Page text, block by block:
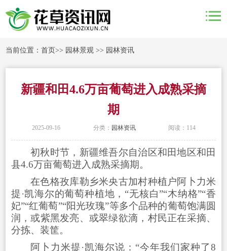
当前位置：首页>> 园林景观 >> 园林资讯
新疆和田4.6万亩葡萄进入成熟采摘
期
2025-09-16 分类： 园林资讯 阅读：114
初秋时节，新疆维吾尔自治区和田地区和田
县4.6万亩葡萄进入成熟采摘期。
在色格孜库勒乡米央古加村种植户阿卜力米
提·凯海尔的葡萄种植地，“无核白”“木纳格”“香
妃”“红葡萄”“阳光玫瑰”等多个品种的葡萄饱满圆
润，或紫黑发亮、或翠绿欲滴，村民正在采摘、
分拣、装筐。
阿卜力米提·凯海尔说：“今年我们家种了8